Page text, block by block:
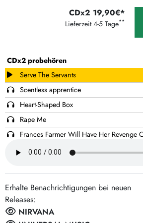
CDx2 probehören
Serve The Servants
Scentless apprentice
Heart-Shaped Box
Rape Me
Frances Farmer Will Have Her Revenge
Dumb
Pennyroyal Tea
Radio Friendly Unit Shifter
CDx2 19,90€*
Lieferzeit 4-5 Tage**
Erhalte Benachrichtigungen bei neuen
Releases:
NIRVANA